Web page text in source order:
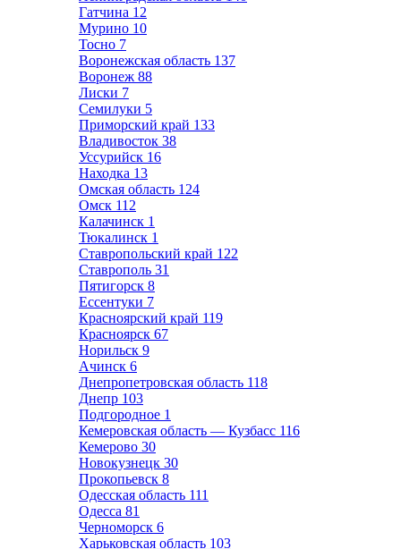
Гатчина 12
Мурино 10
Тосно 7
Воронежская область 137
Воронеж 88
Лиски 7
Семилуки 5
Приморский край 133
Владивосток 38
Уссурийск 16
Находка 13
Омская область 124
Омск 112
Калачинск 1
Тюкалинск 1
Ставропольский край 122
Ставрополь 31
Пятигорск 8
Ессентуки 7
Красноярский край 119
Красноярск 67
Норильск 9
Ачинск 6
Днепропетровская область 118
Днепр 103
Подгородное 1
Кемеровская область — Кузбасс 116
Кемерово 30
Новокузнецк 30
Прокопьевск 8
Одесская область 111
Одесса 81
Черноморск 6
Харьковская область 103